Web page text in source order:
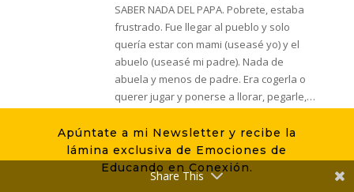
Apúntate a mi Newsletter y recibe la
lámina exclusiva de Emociones de
Educando en Conexión.
SABER NADA DEL PAPA. Pobrete, estaba
frustrado. Fue llegar al pueblo y solo
quería estar con mami (useasé yo) y el
abuelo (useasé mi padre). Nada de
abuela y menos de padre. Era cogerla o
querer jugar y ponerse a llorar, pegarle,…
el pañal sin estar él delante. Un día
pobrete me decía… SErá que no me
quiere, o que no quiere estar conmigo. Y
yo le decía, es una fase, no te preocupes,
Share This